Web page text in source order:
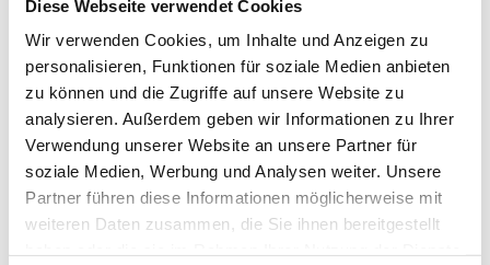
Diese Webseite verwendet Cookies
Wir verwenden Cookies, um Inhalte und Anzeigen zu
personalisieren, Funktionen für soziale Medien anbieten
zu können und die Zugriffe auf unsere Website zu
analysieren. Außerdem geben wir Informationen zu Ihrer
Verwendung unserer Website an unsere Partner für
soziale Medien, Werbung und Analysen weiter. Unsere
Partner führen diese Informationen möglicherweise mit
weiteren Daten zusammen, die Sie ihnen bereitgestellt
Ähnliche Produkte